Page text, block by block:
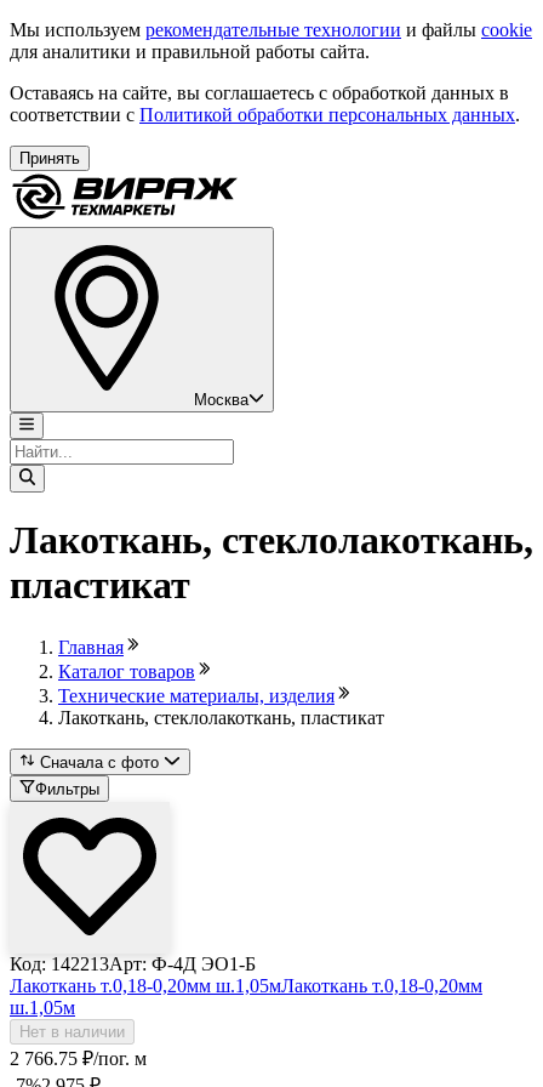
Мы используем рекомендательные технологии и файлы cookie
для аналитики и правильной работы сайта.
Оставаясь на сайте, вы соглашаетесь с обработкой данных в
соответствии с Политикой обработки персональных данных.
Принять
Москва
Лакоткань, стеклолакоткань,
пластикат
Главная
Каталог товаров
Технические материалы, изделия
Лакоткань, стеклолакоткань, пластикат
Сначала с фото
Фильтры
Код: 142213Арт: Ф-4Д ЭО1-Б
Лакоткань т.0,18-0,20мм ш.1,05мЛакоткань т.0,18-0,20мм
ш.1,05м
Нет в наличии
2 766.75 ₽/пог. м